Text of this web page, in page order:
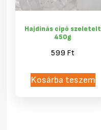
Hajdinás cipó szeletelt
450g
599 Ft
Kosárba teszem